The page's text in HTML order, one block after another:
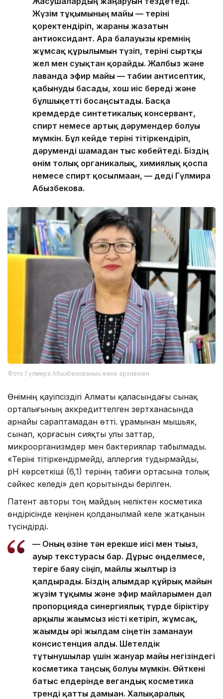
Жүзім тұқымының майы — теріні
қоректендіріп, жараны жазатын
антиоксидант. Ара балауызы кремнің
жұмсақ құрылымын түзіп, теріні сыртқы
жел мен суықтан қорғайды. Жалбыз және
лаванда эфир майы — табиғи антисептик,
қабынуды басады, хош иіс береді және
бұлшықетті босаңсытады. Басқа
кремдерде синтетикалық консервант,
спирт немесе артық дәрумендер болуы
мүмкін. Бұл кейде теріні тітіркендіріп,
дәруменді шамадан тыс көбейтеді. Біздің
өнім толық органикалық, химиялық қоспа
немесе спирт қосылмаған, — деді Гүлмира
Абызбекова.
Фото Гүлмира Абызбекованың жеке архивінен
Өнімнің қауіпсіздігі Алматы қаласындағы сынақ
орталығының аккредиттелген зертханасында
арнайы сараптамадан өтті. Құрамынан мышьяк,
сынап, қорғасын сияқты улы заттар,
микроорганизмдер мен бактериялар табылмады.
«Теріні тітіркендірмейді, аллергия тудырмайды,
pH көрсеткіші (6,1) терінің табиғи ортасына толық
сәйкес келеді» деп қорытынды берілген.
Патент авторы тоң майдың неліктен косметика
өндірісінде кеңінен қолданылмай келе жатқанын
түсіндірді.
— Оның өзіне тән ерекше иісі мен тығыз,
ауыр текстурасы бар. Дұрыс өңделмесе,
теріге баяу сіңіп, майлы жылтыр із
қалдырады. Біздің ғалымдар құйрық майын
жүзім тұқымы және эфир майларымен дәл
пропорцияда синергиялық түрде біріктіру
арқылы жағымсыз иісті кетіріп, жұмсақ,
жағымды әрі жылдам сіңетін заманауи
консистенция алды. Шетелдік
тұтынушылар үшін жануар майы негізіндегі
косметика таңсық болуы мүмкін. Өйткені
батыс елдерінде вегандық косметика
тренді қатты дамыған. Халықаралық